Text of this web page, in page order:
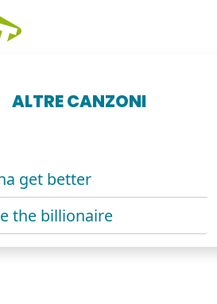
ALTRE CANZONI
get better
the billionaire